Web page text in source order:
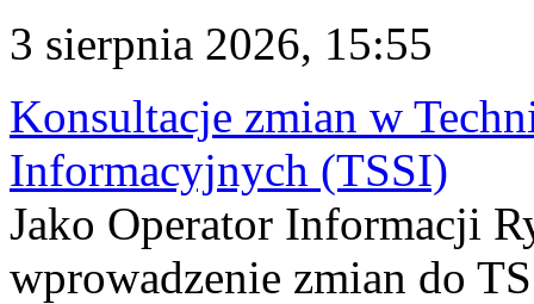
3 sierpnia 2026, 15:55
Konsultacje zmian w
Informacyjnych (TSSI)
Jako Operator Informacji
wprowadzenie zmian do